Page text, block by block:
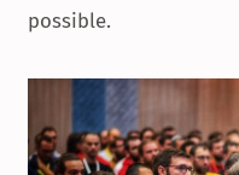
possible.